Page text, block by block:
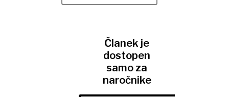
Članek je
dostopen
samo za
naročnike